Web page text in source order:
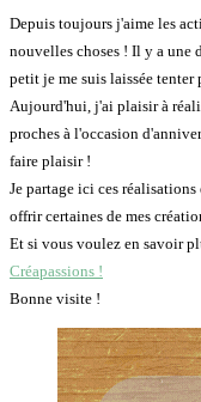
Depuis toujours j'aime les
nouvelles choses ! Il y a une
petit je me suis laissée tenter
Aujourd'hui, j'ai plaisir à
proches à l'occasion
faire plaisir !
Je partage ici ces
offrir certaines de mes
Et si vous voulez en savoir
Créapassions !
Bonne visite !